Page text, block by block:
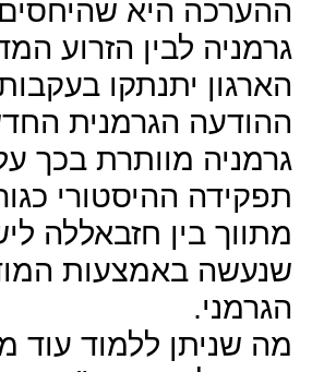
ההערכה היא שהיחסים
גרמניה לבין הזרוע
הארגון יתנתקו
ההודעה הגרמנית
גרמניה מוותרת בכך
תפקידה ההיסטורי
מתווך בין חזבאללה
שנעשה באמצעות
הגרמני.
מה שניתן ללמוד עוד